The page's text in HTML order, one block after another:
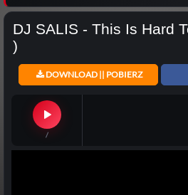
DJ SALIS - This Is Hard
)
DOWNLOAD || POBIERZ
/